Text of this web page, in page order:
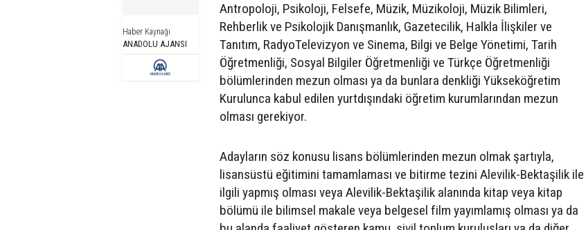
Haber Kaynağı
ANADOLU AJANSI
Antropoloji, Psikoloji, Felsefe, Müzik, Müzikoloji, Müzik Bilimleri,
Rehberlik ve Psikolojik Danışmanlık, Gazetecilik, Halkla İlişkiler ve
Tanıtım, RadyoTelevizyon ve Sinema, Bilgi ve Belge Yönetimi, Tarih
Öğretmenliği, Sosyal Bilgiler Öğretmenliği ve Türkçe Öğretmenliği
bölümlerinden mezun olması ya da bunlara denkliği Yükseköğretim
Kurulunca kabul edilen yurtdışındaki öğretim kurumlarından mezun
olması gerekiyor.
Adayların söz konusu lisans bölümlerinden mezun olmak şartıyla,
lisansüstü eğitimini tamamlaması ve bitirme tezini Alevilik-Bektaşilik ile
ilgili yapmış olması veya Alevilik-Bektaşilik alanında kitap veya kitap
bölümü ile bilimsel makale veya belgesel film yayımlamış olması ya da